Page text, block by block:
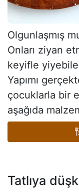
Olgunlaşmış
Onları ziyan
keyifle
Yapımı
çocuklarla bir
aşağıda
Tatlıya